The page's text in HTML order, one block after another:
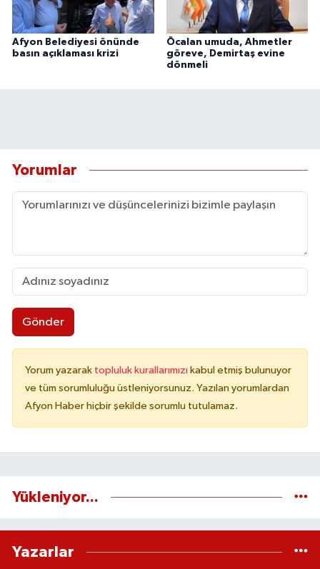
Afyon Belediyesi önünde
basın açıklaması krizi
Öcalan umuda, Ahmetler
göreve, Demirtaş evine
dönmeli
Yorumlar
Gönder
Yorum yazarak topluluk kurallarımızı kabul etmiş bulunuyor
ve tüm sorumluluğu üstleniyorsunuz. Yazılan yorumlardan
Afyon Haber hiçbir şekilde sorumlu tutulamaz.
Yükleniyor...
Yazarlar